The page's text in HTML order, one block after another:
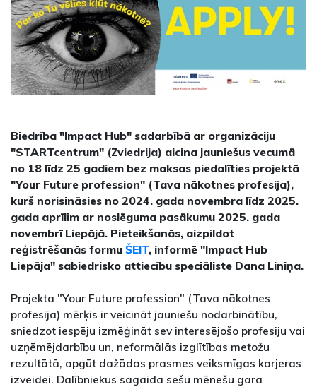
Biedrība "Impact Hub" sadarbībā ar organizāciju
"STARTcentrum" (Zviedrija) aicina jauniešus vecumā
no 18 līdz 25 gadiem bez maksas piedalīties projektā
"Your Future profession" (Tava nākotnes profesija),
kurš norisināsies no 2024. gada novembra līdz 2025.
gada aprīlim ar noslēguma pasākumu 2025. gada
novembrī Liepājā. Pieteikšanās, aizpildot
reģistrēšanās formu ŠEIT, informē "Impact Hub
Liepāja" sabiedrisko attiecību speciāliste Dana Liniņa.
Projekta "Your Future profession" (Tava nākotnes
profesija) mērķis ir veicināt jauniešu nodarbinātību,
sniedzot iespēju izmēģināt sev interesējošo profesiju vai
uzņēmējdarbību un, neformālās izglītības metožu
rezultātā, apgūt dažādas prasmes veiksmīgas karjeras
izveidei. Dalībniekus sagaida sešu mēnešu gara